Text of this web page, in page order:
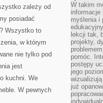
zależy od
posiadać
Wszystko to
w którym
nie tylko pod
jest
kuchni. We
W pewnych
W takim
informacje
myślenia i
lekcji tak,
projekty,
pomóc.
postępy
jego
już